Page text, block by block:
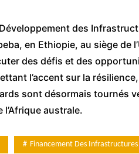
des
en Ethiopie, au siège de
des défis et des
l’accent sur la
sont désormais tournés
australe.
Financement Des Infrastructures